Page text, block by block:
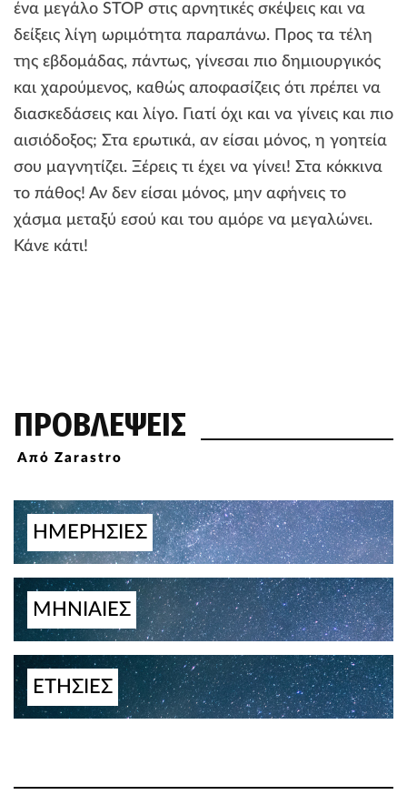
ένα μεγάλο STOP στις αρνητικές σκέψεις και να
δείξεις λίγη ωριμότητα παραπάνω. Προς τα τέλη
της εβδομάδας, πάντως, γίνεσαι πιο δημιουργικός
και χαρούμενος, καθώς αποφασίζεις ότι πρέπει να
διασκεδάσεις και λίγο. Γιατί όχι και να γίνεις και πιο
αισιόδοξος; Στα ερωτικά, αν είσαι μόνος, η γοητεία
σου μαγνητίζει. Ξέρεις τι έχει να γίνει! Στα κόκκινα
το πάθος! Αν δεν είσαι μόνος, μην αφήνεις το
χάσμα μεταξύ εσού και του αμόρε να μεγαλώνει.
Κάνε κάτι!
ΠΡΟΒΛΕΨΕΙΣ
Από Zarastro
ΗΜΕΡΗΣΙΕΣ
ΜΗΝΙΑΙΕΣ
ΕΤΗΣΙΕΣ